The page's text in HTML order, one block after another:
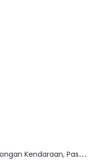
Tarif Tol Cipali Naik Untuk Semua Golongan Kendaraan, Pastikan Saldo Uang Elektronik Cukup!